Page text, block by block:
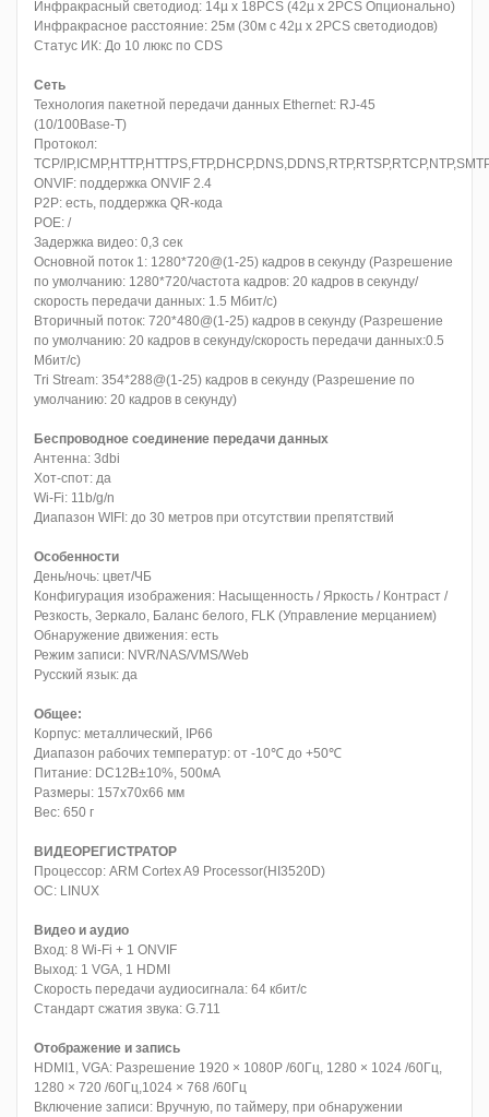
Инфракрасный светодиод: 14µ x 18PCS (42µ x 2PCS Опционально)
Инфракрасное расстояние: 25м (30м с 42µ x 2PCS светодиодов)
Статус ИК: До 10 люкс по CDS
Сеть
Технология пакетной передачи данных Ethernet: RJ-45
(10/100Base-T)
Протокол:
TCP/
ONVIF: поддержка ONVIF 2.4
P2P: есть, поддержка QR-кода
POE: /
Задержка видео: 0,3 сек
Основной поток 1: 1280*720@(1-25) кадров в секунду (Разрешение
по умолчанию: 1280*720/частота кадров: 20 кадров в секунду/
скорость передачи данных: 1.5 Мбит/с)
Вторичный поток: 720*480@(1-25) кадров в секунду (Разрешение
по умолчанию: 20 кадров в секунду/скорость передачи данных:0.5
Мбит/с)
Tri Stream: 354*288@(1-25) кадров в секунду (Разрешение по
умолчанию: 20 кадров в секунду)
Беспроводное соединение передачи данных
Антенна: 3dbi
Хот-спот: да
Wi-Fi: 11b/g/n
Диапазон WIFI: до 30 метров при отсутствии препятствий
Особенности
День/ночь: цвет/ЧБ
Конфигурация изображения: Насыщенность / Яркость / Контраст /
Резкость, Зеркало, Баланс белого, FLK (Управление мерцанием)
Обнаружение движения: есть
Режим записи: NVR/NAS/VMS/Web
Русский язык: да
Общее:
Корпус: металлический, IP66
Диапазон рабочих температур: от -10℃ до +50℃
Питание: DC12B±10%, 500мА
Размеры: 157x70x66 мм
Вес: 650 г
ВИДЕОРЕГИСТРАТОР
Процессор: ARM Cortex A9 Processor(HI3520D)
ОС: LINUX
Видео и аудио
Вход: 8 Wi-Fi + 1 ONVIF
Выход: 1 VGA, 1 HDMI
Скорость передачи аудиосигнала: 64 кбит/с
Стандарт сжатия звука: G.711
Отображение и запись
HDMI1, VGA: Разрешение 1920 × 1080P /60Гц, 1280 × 1024 /60Гц,
1280 × 720 /60Гц,1024 × 768 /60Гц
Включение записи: Вручную, по таймеру, при обнаружении